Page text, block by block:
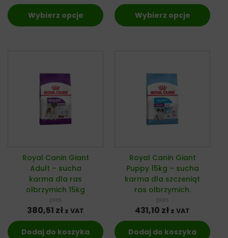
Wybierz opcje Wybierz opcje
Royal Canin Giant
Adult – sucha
karma dla ras
olbrzymich 15kg
pies
380,51 zł z VAT
Dodaj do koszyka
Royal Canin Giant
Puppy 15kg – sucha
karma dla szczeniąt
ras olbrzymich.
pies
431,10 zł z VAT
Dodaj do koszyka